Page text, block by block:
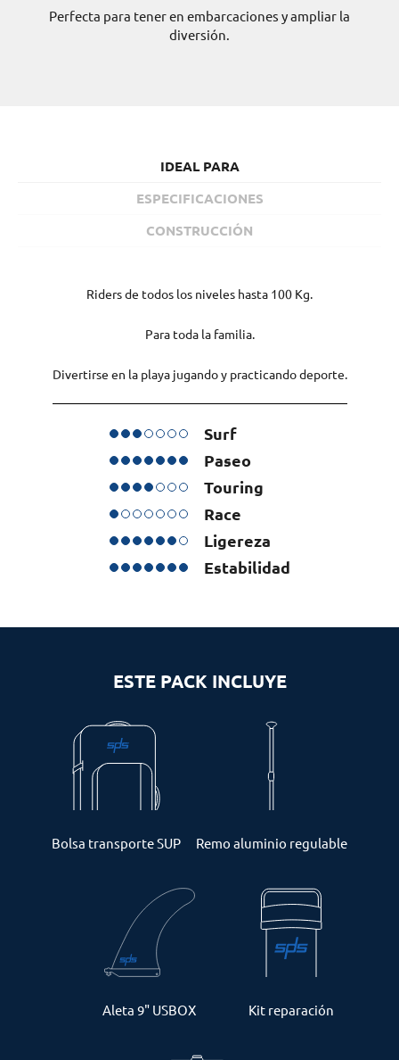
Perfecta para tener en embarcaciones y ampliar la
diversión.
IDEAL PARA
ESPECIFICACIONES
CONSTRUCCIÓN
Riders de todos los niveles hasta 100 Kg.
Para toda la familia.
Divertirse en la playa jugando y practicando deporte.
Surf
Paseo
Touring
Race
Ligereza
Estabilidad
ESTE PACK INCLUYE
Bolsa transporte SUP Remo aluminio regulable
Aleta 9" USBOX Kit reparación